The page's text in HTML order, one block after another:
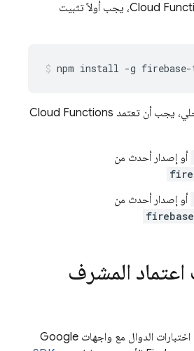
Cloud، يجب أولاً تثبيت
npm install -g firebase-
يجب أن تعتمد Cloud Functions
أو إصدار أحدث من
أو إصدار أحدث من
اعتماد المشرف
إذا كنت تريد أن تتفاعل اختبارات الدوال مع واجهات Google